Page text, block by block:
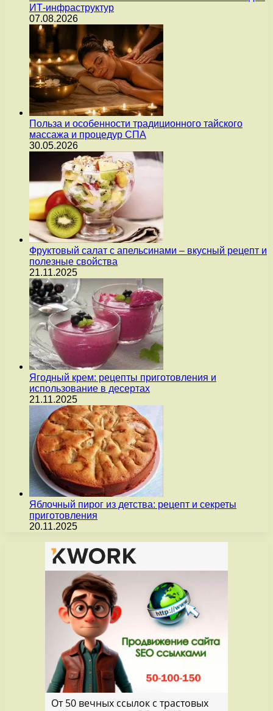
ИТ-инфраструктур
07.08.2026
Польза и особенности традиционного тайского
массажа и процедур СПА
30.05.2026
Фруктовый салат с апельсинами – вкусный рецепт и
полезные свойства
21.11.2025
Ягодный крем: рецепты приготовления и
использование в десертах
21.11.2025
Яблочный пирог из детства: рецепт и секреты
приготовления
20.11.2025